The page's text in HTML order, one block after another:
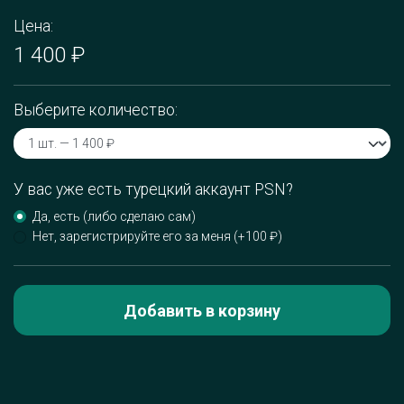
Цена:
1 400 ₽
Выберите количество:
У вас уже есть турецкий аккаунт PSN?
Да, есть (либо сделаю сам)
Нет, зарегистрируйте его за меня (+100 ₽)
Добавить в корзину